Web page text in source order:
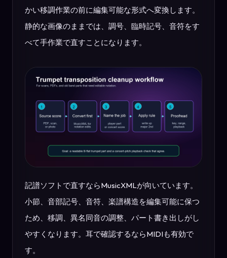
かい移調作業の前に編集可能な形式へ変換します。
静的な画像のままでは、調号、臨時記号、音符をす
べて手作業で直すことになります。
記譜ソフトで直すならMusicXMLが向いています。
小節、音部記号、音符、楽譜構造を編集可能に保つ
ため、移調、異名同音の調整、パート書き出しがし
やすくなります。耳で確認するならMIDIも有効で
す。